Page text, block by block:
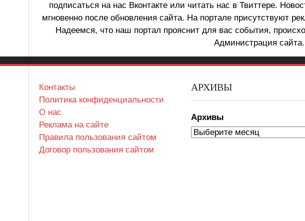
подписаться на нас Вконтакте или читать нас в Твиттере.
мгновенно после обновления сайта. На портале присутствуют
Надеемся, что наш портал прояснит для вас события,
Администрация сайта.
Контакты
Политика конфиденциальности
О нас
Реклама на сайте
Правила пользования сайтом
Договор пользования сайтом
АРХИВЫ
Архивы